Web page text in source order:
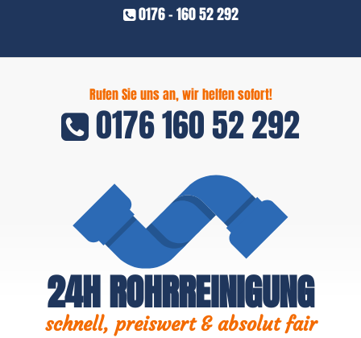
0176 - 160 52 292
Rufen Sie uns an, wir helfen sofort!
0176 160 52 292
24H ROHRREINIGUNG
schnell, preiswert & absolut fair